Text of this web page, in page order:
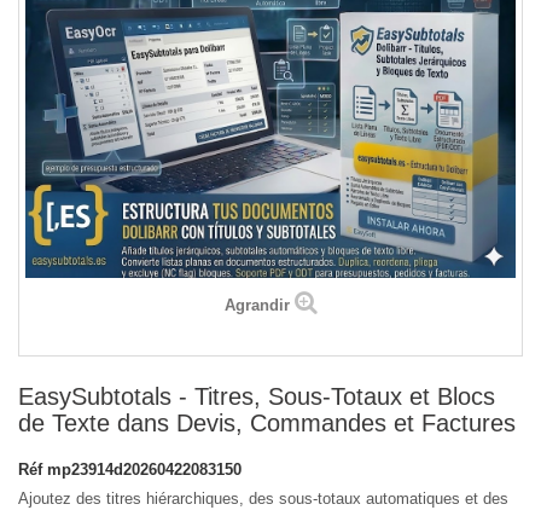
Agrandir
EasySubtotals - Titres, Sous-Totaux et Blocs
de Texte dans Devis, Commandes et Factures
Réf mp23914d20260422083150
Ajoutez des titres hiérarchiques, des sous-totaux automatiques et des